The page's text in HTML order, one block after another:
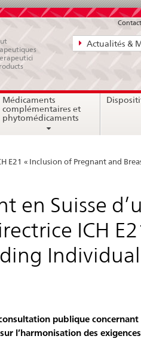
Navigation
directe:
bases
juridiques,
contact
Actualités &
Contact
Médicaments
complémentaires et
phytomédicaments
E21 « Inclusion of Pregnant and
en Suisse
ICH
publique
l’harmonisation des